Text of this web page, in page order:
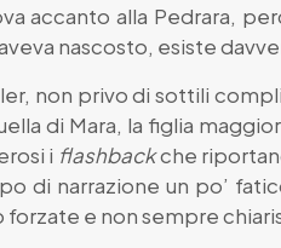
accanto alla Pedrara,
nascosto, esiste
non privo di sottili
di Mara, la figlia
i flashbackche
di narrazione un po’
e non sempre